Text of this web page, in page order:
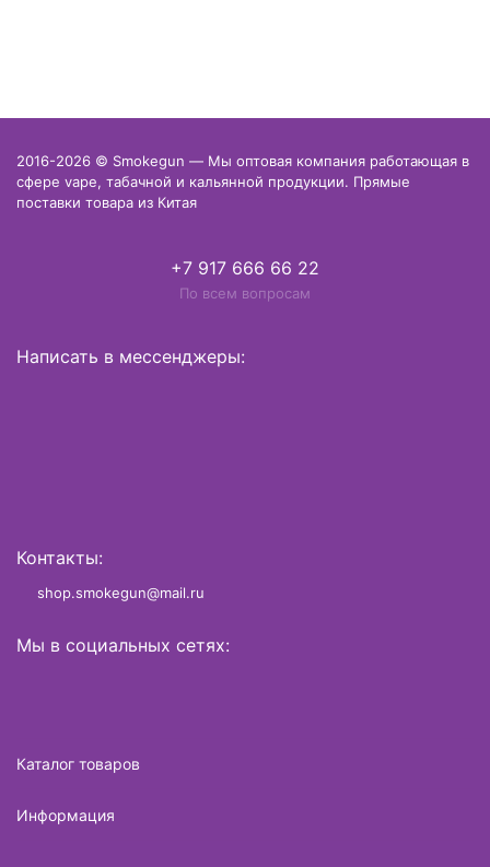
2016-2026 © Smokegun — Мы оптовая компания работающая в
сфере vape, табачной и кальянной продукции. Прямые
поставки товара из Китая
+7 917 666 66 22
По всем вопросам
Написать в мессенджеры:
Контакты:
shop.smokegun@mail.ru
Мы в социальных сетях:
Каталог товаров
Информация